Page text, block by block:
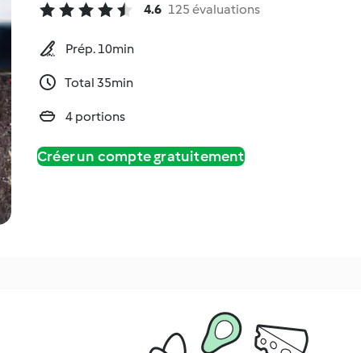
4.6 125 évaluations
Prép. 10min
Total 35min
4 portions
Créer un compte gratuitement